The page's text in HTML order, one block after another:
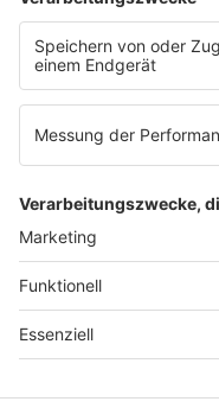
Datenschutzerklärung
Genderhinweis
Cookie-Einstellungen